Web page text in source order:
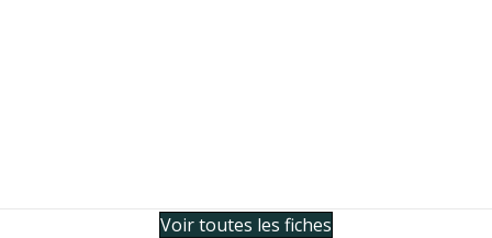
Voir toutes les fiches